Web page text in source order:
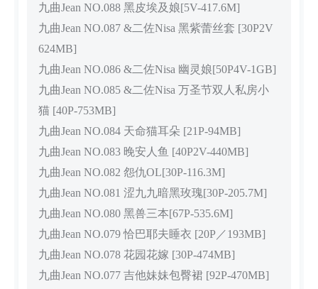
九曲Jean NO.088 黑皮埃及娘[5V-417.6M]
九曲Jean NO.087 &二佐Nisa 黑紫蕾丝套 [30P2V
624MB]
九曲Jean NO.086 &二佐Nisa 幽灵娘[50P4V-1GB]
九曲Jean NO.085 &二佐Nisa 万圣节双人私房小
猫 [40P-753MB]
九曲Jean NO.084 天命猫耳朵 [21P-94MB]
九曲Jean NO.083 晚安人鱼 [40P2V-440MB]
九曲Jean NO.082 怨仇OL[30P-116.3M]
九曲Jean NO.081 涩九九暗黑玫瑰[30P-205.7M]
九曲Jean NO.080 黑兽三本[67P-535.6M]
九曲Jean NO.079 恰巴耶夫睡衣 [20P／193MB]
九曲Jean NO.078 花园花嫁 [30P-474MB]
九曲Jean NO.077 吉他妹妹包臀裙 [92P-470MB]